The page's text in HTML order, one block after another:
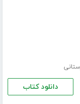
دانلود کتاب